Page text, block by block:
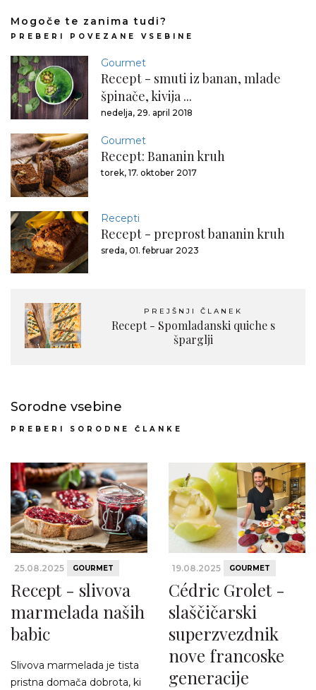
Mogoče te zanima tudi?
PREBERI POVEZANE VSEBINE
Gourmet
Recept - smuti iz banan, mlade
špinače, kivija ...
nedelja, 29. april 2018
Gourmet
Recept: Bananin kruh
torek, 17. oktober 2017
Recepti
Recept - preprost bananin kruh
sreda, 01. februar 2023
PREJŠNJI ČLANEK
Recept - Spomladanski quiche s
šparglji
Sorodne vsebine
PREBERI SORODNE ČLANKE
25.08.2025 GOURMET
Recept - slivova
marmelada naših
babic
Slivova marmelada je tista
pristna domača dobrota, ki
19.08.2025 GOURMET
Cédric Grolet -
slaščičarski
superzvezdnik
nove francoske
generacije